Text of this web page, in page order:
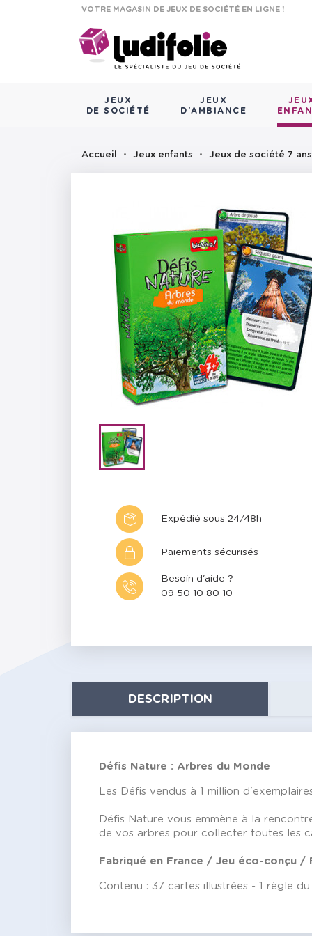
VOTRE MAGASIN DE JEUX DE SOCIÉTÉ EN LIGNE !
JEUX
DE SOCIÉTÉ
JEUX
D'AMBIANCE
Accueil Jeux enfants Jeux de société 7 ans
Expédié sous 24/48h
Paiements sécurisés
Besoin d'aide ?
09 50 10 80 10
DESCRIPTION
Défis Nature : Arbres du Monde
Les Défis vendus à 1 million
Défis Nature vous emmène à la
de vos arbres pour collecter toutes les
Fabriqué en France / Jeu éco-conçu /
Contenu : 37 cartes illustrées - 1 règle du